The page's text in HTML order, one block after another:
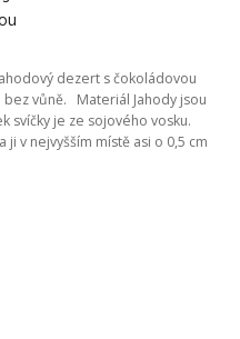
dezert s čokoládovou
bez vůně. Materiál Jahody jsou
svíčky je ze sojového vosku.
ji v nejvyšším místě asi o 0,5 cm